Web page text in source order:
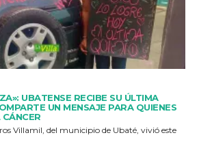
UBATENSE RECIBE SU ÚLTIMA
UN MENSAJE PARA QUIENES
Villamil, del municipio de Ubaté, vivió este